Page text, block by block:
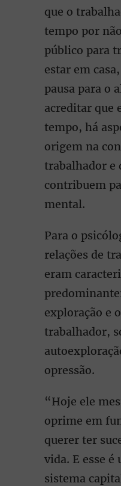
que o
tempo por
público para
estar em
pausa para o
acreditar que
tempo, há
origem na
trabalhador e
contribuem
mental.
Para o
relações de
eram
exploração e
trabalhador,
opressão.
“Hoje ele
oprime em
querer ter
vida. E esse é
sistema